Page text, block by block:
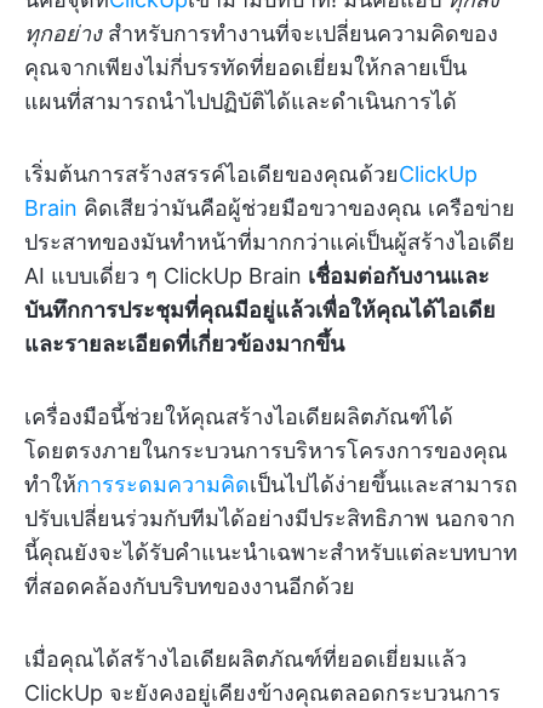
ทุกอย่าง สำหรับการทำงานที่จะเปลี่ยนความคิดของ
คุณจากเพียงไม่กี่บรรทัดที่ยอดเยี่ยมให้กลายเป็น
แผนที่สามารถนำไปปฏิบัติได้และดำเนินการได้
เริ่มต้นการสร้างสรรค์ไอเดียของคุณด้วยClickUp
Brain คิดเสียว่ามันคือผู้ช่วยมือขวาของคุณ เครือข่าย
ประสาทของมันทำหน้าที่มากกว่าแค่เป็นผู้สร้างไอเดีย
AI แบบเดี่ยว ๆ ClickUp Brain เชื่อมต่อกับงานและ
บันทึกการประชุมที่คุณมีอยู่แล้วเพื่อให้คุณได้ไอเดีย
และรายละเอียดที่เกี่ยวข้องมากขึ้น
เครื่องมือนี้ช่วยให้คุณสร้างไอเดียผลิตภัณฑ์ได้
โดยตรงภายในกระบวนการบริหารโครงการของคุณ
ทำให้การระดมความคิดเป็นไปได้ง่ายขึ้นและสามารถ
ปรับเปลี่ยนร่วมกับทีมได้อย่างมีประสิทธิภาพ นอกจาก
นี้คุณยังจะได้รับคำแนะนำเฉพาะสำหรับแต่ละบทบาท
ที่สอดคล้องกับบริบทของงานอีกด้วย
เมื่อคุณได้สร้างไอเดียผลิตภัณฑ์ที่ยอดเยี่ยมแล้ว
ClickUp จะยังคงอยู่เคียงข้างคุณตลอดกระบวนการ